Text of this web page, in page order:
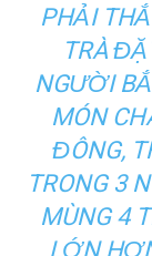
PHẢI
TRÀ
NGƯỜI
MÓN
ĐÔNG,
TRONG 3
MÙNG 4
LỚN